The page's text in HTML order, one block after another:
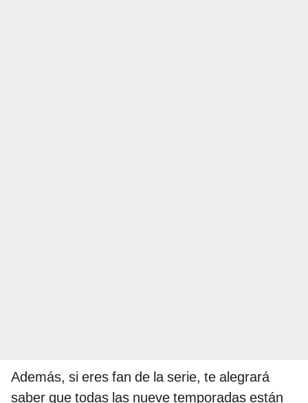
Además, si eres fan de la serie, te alegrará
saber que todas las nueve temporadas están